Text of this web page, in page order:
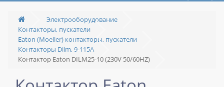
Электрооборудование
Контакторы, пускатели
Eaton (Moeller) контакторы, пускатели
Контакторы Dilm, 9-115A
Контактор Eaton DILM25-10 (230V 50/60HZ)